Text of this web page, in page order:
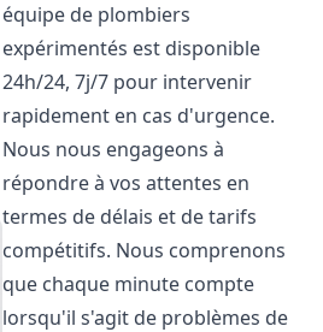
équipe de plombiers
expérimentés est disponible
24h/24, 7j/7 pour intervenir
rapidement en cas d'urgence.
Nous nous engageons à
répondre à vos attentes en
termes de délais et de tarifs
compétitifs. Nous comprenons
que chaque minute compte
lorsqu'il s'agit de problèmes de